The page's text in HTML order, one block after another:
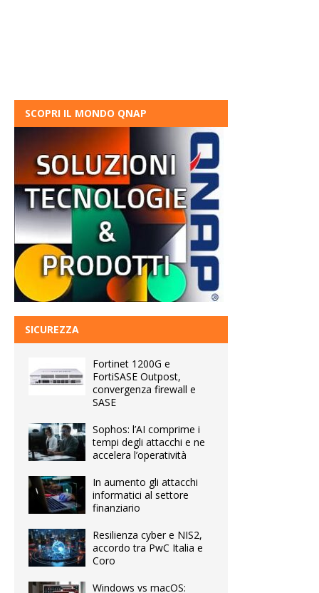
SCOPRI IL MONDO QNAP
SICUREZZA
Fortinet 1200G e
FortiSASE Outpost,
convergenza firewall e
SASE
Sophos: l’AI comprime i
tempi degli attacchi e ne
accelera l’operatività
In aumento gli attacchi
informatici al settore
finanziario
Resilienza cyber e NIS2,
accordo tra PwC Italia e
Coro
Windows vs macOS: